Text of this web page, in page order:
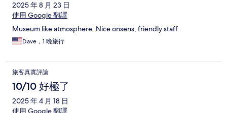
2025 年 8 月 23 日
使用 Google 翻譯
Museum like atmosphere. Nice onsens, friendly staff.
Dave，1 晚旅行
旅客真實評論
10/10 好極了
2025 年 4 月 18 日
使用 Google 翻譯